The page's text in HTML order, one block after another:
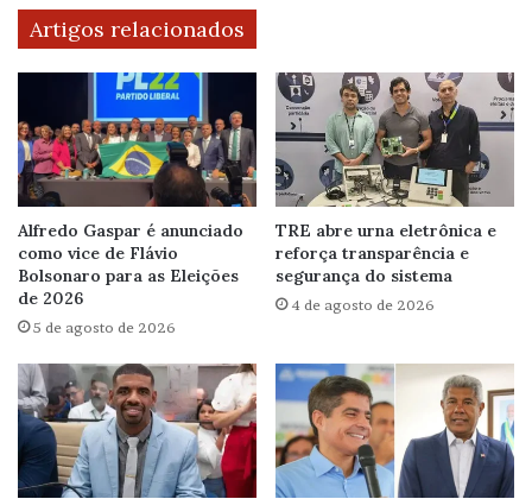
Artigos relacionados
Alfredo Gaspar é anunciado
como vice de Flávio
Bolsonaro para as Eleições
de 2026
5 de agosto de 2026
TRE abre urna eletrônica e
reforça transparência e
segurança do sistema
4 de agosto de 2026